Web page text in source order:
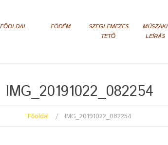
FŐOLDAL FÖDÉM
SZEGLEMEZES
TETŐ
MÚSZAKI
LEÍRÁS
IMG_20191022_082254
Főoldal IMG_20191022_082254